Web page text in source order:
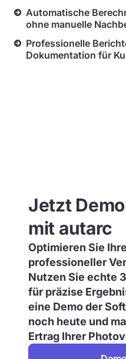
Automatische
ohne manuelle
Professionelle
Dokumentation für
Jetzt
mit autarc
Optimieren Sie
professioneller
Nutzen Sie echte
für präzise
eine Demo der
noch heute und
Ertrag Ihrer